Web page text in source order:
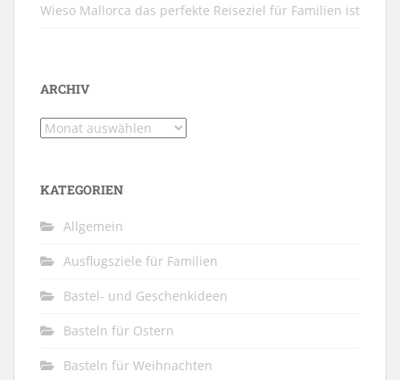
Wieso Mallorca das perfekte Reiseziel für Familien ist
ARCHIV
Archiv
KATEGORIEN
Allgemein
Ausflugsziele für Familien
Bastel- und Geschenkideen
Basteln für Ostern
Basteln für Weihnachten